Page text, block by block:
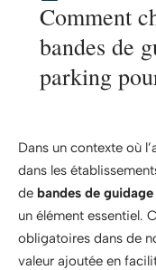
Comment
bandes de
parking
Dans un contexte où
dans les
de bandes de guidage
un élément essentiel.
obligatoires dans de
valeur ajoutée en